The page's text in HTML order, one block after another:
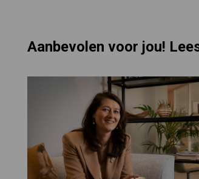
Aanbevolen voor jou!